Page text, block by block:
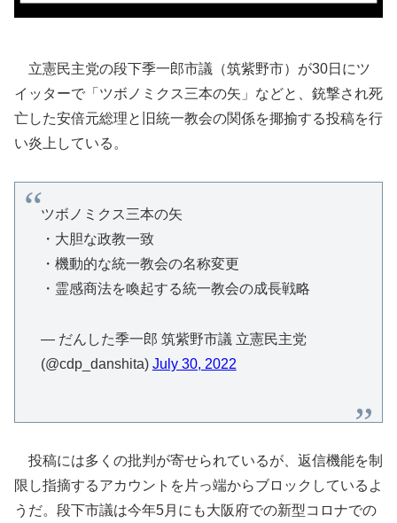
立憲民主党の段下季一郎市議（筑紫野市）が30日にツ
イッターで「ツボノミクス三本の矢」などと、銃撃され死
亡した安倍元総理と旧統一教会の関係を揶揄する投稿を行
い炎上している。
ツボノミクス三本の矢
・大胆な政教一致
・機動的な統一教会の名称変更
・霊感商法を喚起する統一教会の成長戦略
— だんした季一郎 筑紫野市議 立憲民主党
(@cdp_danshita) July 30, 2022
投稿には多くの批判が寄せられているが、返信機能を制
限し指摘するアカウントを片っ端からブロックしているよ
うだ。段下市議は今年5月にも大阪府での新型コロナでの